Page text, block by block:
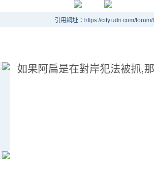
引用網址：https://city.udn.com/
如果阿扁是在對岸犯法被抓,